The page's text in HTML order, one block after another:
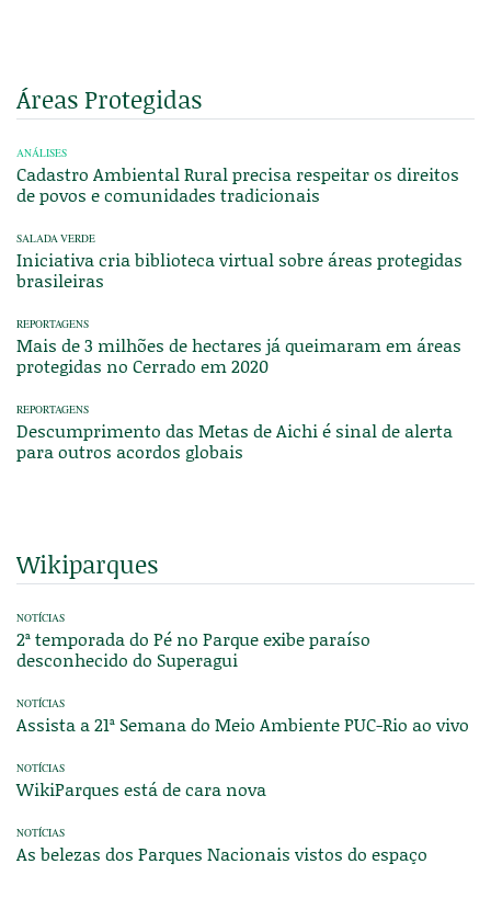
Áreas Protegidas
ANÁLISES
Cadastro Ambiental Rural precisa respeitar os direitos
de povos e comunidades tradicionais
SALADA VERDE
Iniciativa cria biblioteca virtual sobre áreas protegidas
brasileiras
REPORTAGENS
Mais de 3 milhões de hectares já queimaram em áreas
protegidas no Cerrado em 2020
REPORTAGENS
Descumprimento das Metas de Aichi é sinal de alerta
para outros acordos globais
Wikiparques
NOTÍCIAS
2ª temporada do Pé no Parque exibe paraíso
desconhecido do Superagui
NOTÍCIAS
Assista a 21ª Semana do Meio Ambiente PUC-Rio ao vivo
NOTÍCIAS
WikiParques está de cara nova
NOTÍCIAS
As belezas dos Parques Nacionais vistos do espaço